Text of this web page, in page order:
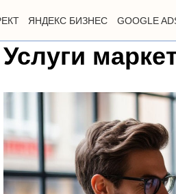
GOOGLE
ЯНДЕКС БИЗНЕС
Услуги